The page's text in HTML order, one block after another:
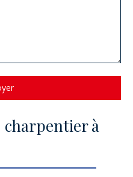
charpentier à